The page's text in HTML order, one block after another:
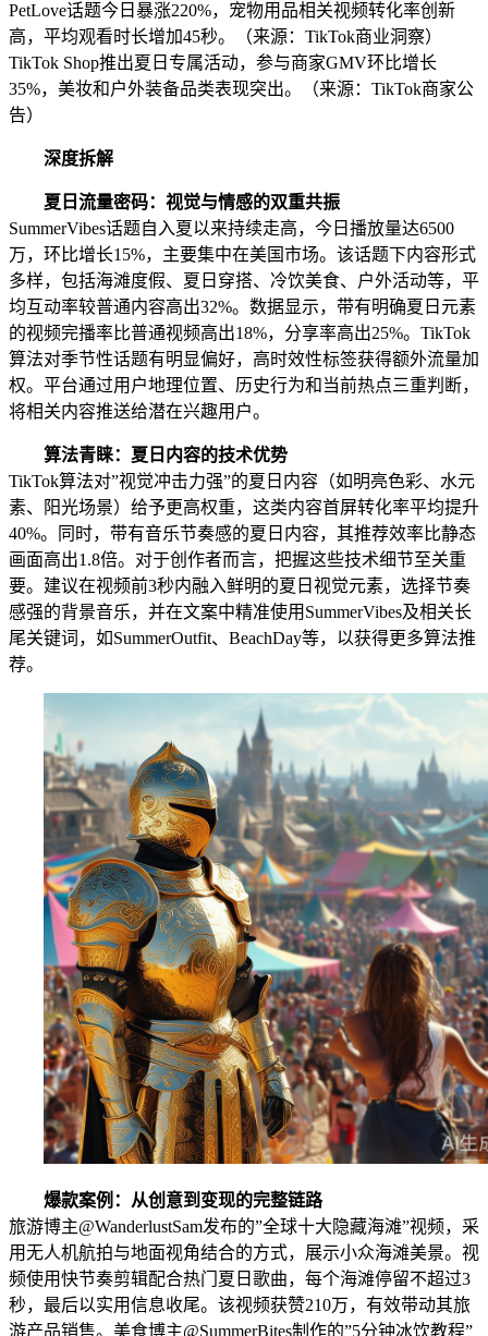
PetLove话题今日暴涨220%，宠物用品相关视频转化率创新
高，平均观看时长增加45秒。（来源：TikTok商业洞察）
TikTok Shop推出夏日专属活动，参与商家GMV环比增长
35%，美妆和户外装备品类表现突出。（来源：TikTok商家公
告）
深度拆解
夏日流量密码：视觉与情感的双重共振
SummerVibes话题自入夏以来持续走高，今日播放量达6500
万，环比增长15%，主要集中在美国市场。该话题下内容形式
多样，包括海滩度假、夏日穿搭、冷饮美食、户外活动等，平
均互动率较普通内容高出32%。数据显示，带有明确夏日元素
的视频完播率比普通视频高出18%，分享率高出25%。TikTok
算法对季节性话题有明显偏好，高时效性标签获得额外流量加
权。平台通过用户地理位置、历史行为和当前热点三重判断，
将相关内容推送给潜在兴趣用户。
算法青睐：夏日内容的技术优势
TikTok算法对”视觉冲击力强”的夏日内容（如明亮色彩、水元
素、阳光场景）给予更高权重，这类内容首屏转化率平均提升
40%。同时，带有音乐节奏感的夏日内容，其推荐效率比静态
画面高出1.8倍。对于创作者而言，把握这些技术细节至关重
要。建议在视频前3秒内融入鲜明的夏日视觉元素，选择节奏
感强的背景音乐，并在文案中精准使用SummerVibes及相关长
尾关键词，如SummerOutfit、BeachDay等，以获得更多算法推
荐。
爆款案例：从创意到变现的完整链路
旅游博主@WanderlustSam发布的”全球十大隐藏海滩”视频，采
用无人机航拍与地面视角结合的方式，展示小众海滩美景。视
频使用快节奏剪辑配合热门夏日歌曲，每个海滩停留不超过3
秒，最后以实用信息收尾。该视频获赞210万，有效带动其旅
游产品销售。美食博主@SummerBites制作的”5分钟冰饮教程”